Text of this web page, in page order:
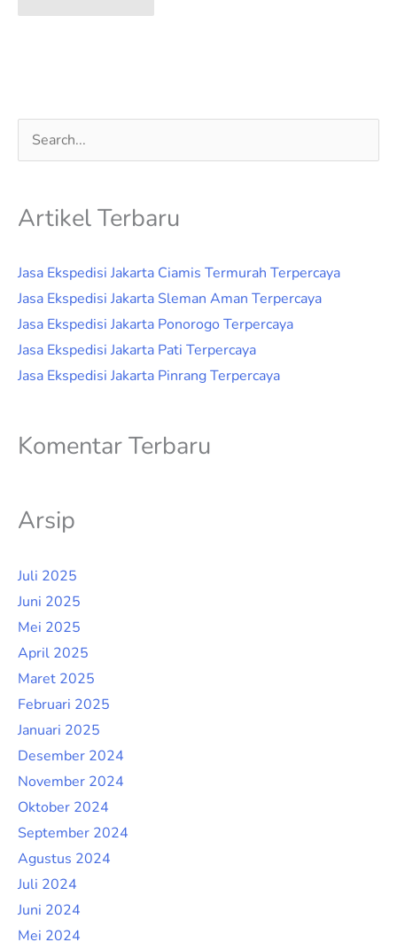
Cari
untuk:
Artikel Terbaru
Jasa Ekspedisi Jakarta Ciamis Termurah Terpercaya
Jasa Ekspedisi Jakarta Sleman Aman Terpercaya
Jasa Ekspedisi Jakarta Ponorogo Terpercaya
Jasa Ekspedisi Jakarta Pati Terpercaya
Jasa Ekspedisi Jakarta Pinrang Terpercaya
Komentar Terbaru
Arsip
Juli 2025
Juni 2025
Mei 2025
April 2025
Maret 2025
Februari 2025
Januari 2025
Desember 2024
November 2024
Oktober 2024
September 2024
Agustus 2024
Juli 2024
Juni 2024
Mei 2024